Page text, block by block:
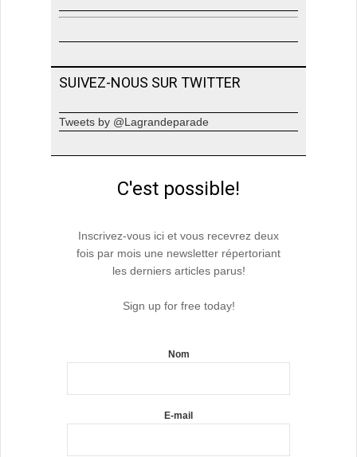
SUIVEZ-NOUS SUR TWITTER
Tweets by @Lagrandeparade
C'est possible!
Inscrivez-vous ici et vous recevrez deux
fois par mois une newsletter répertoriant
les derniers articles parus!
Sign up for free today!
Nom
E-mail